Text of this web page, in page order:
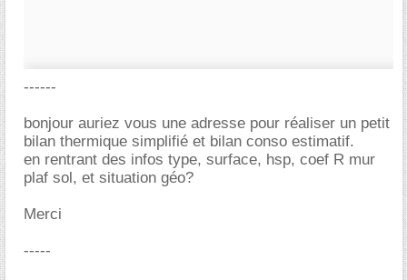
------
bonjour auriez vous une adresse pour réaliser un petit
bilan thermique simplifié et bilan conso estimatif.
en rentrant des infos type, surface, hsp, coef R mur
plaf sol, et situation géo?
Merci
-----